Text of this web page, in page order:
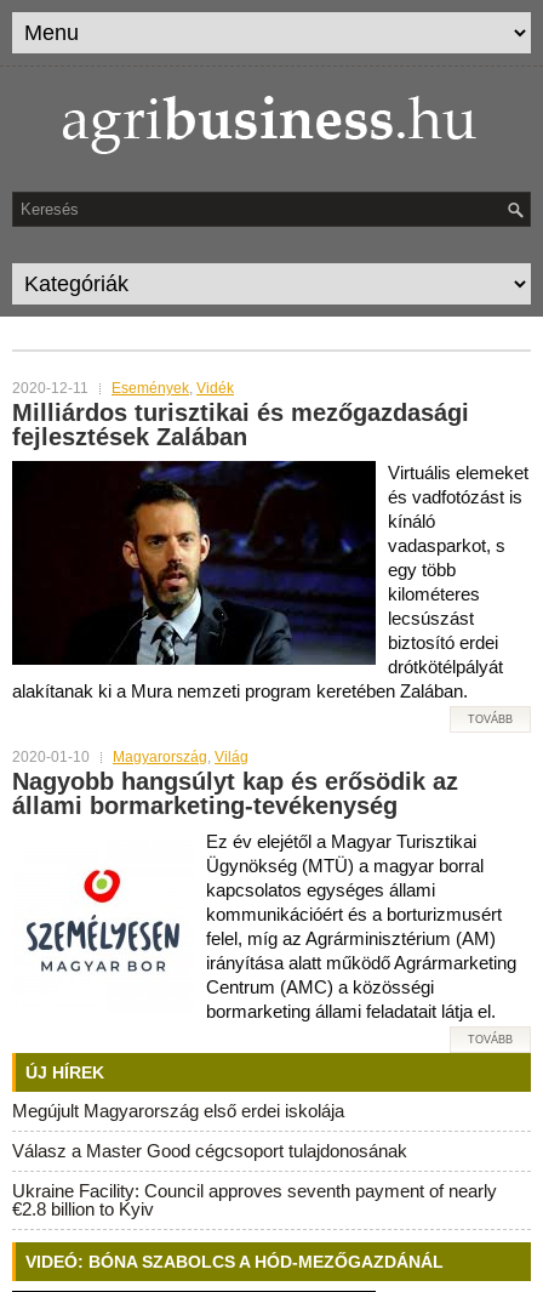
2020-12-11 Események, Vidék
Milliárdos turisztikai és mezőgazdasági
fejlesztések Zalában
Virtuális elemeket
és vadfotózást is
kínáló
vadasparkot, s
egy több
kilométeres
lecsúszást
biztosító erdei
drótkötélpályát
alakítanak ki a Mura nemzeti program keretében Zalában.
TOVÁBB
2020-01-10 Magyarország, Világ
Nagyobb hangsúlyt kap és erősödik az
állami bormarketing-tevékenység
Ez év elejétől a Magyar Turisztikai
Ügynökség (MTÜ) a magyar borral
kapcsolatos egységes állami
kommunikációért és a borturizmusért
felel, míg az Agrárminisztérium (AM)
irányítása alatt működő Agrármarketing
Centrum (AMC) a közösségi
bormarketing állami feladatait látja el.
TOVÁBB
ÚJ HÍREK
Megújult Magyarország első erdei iskolája
Válasz a Master Good cégcsoport tulajdonosának
Ukraine Facility: Council approves seventh payment of nearly
€2.8 billion to Kyiv
VIDEÓ: BÓNA SZABOLCS A HÓD-MEZŐGAZDÁNÁL